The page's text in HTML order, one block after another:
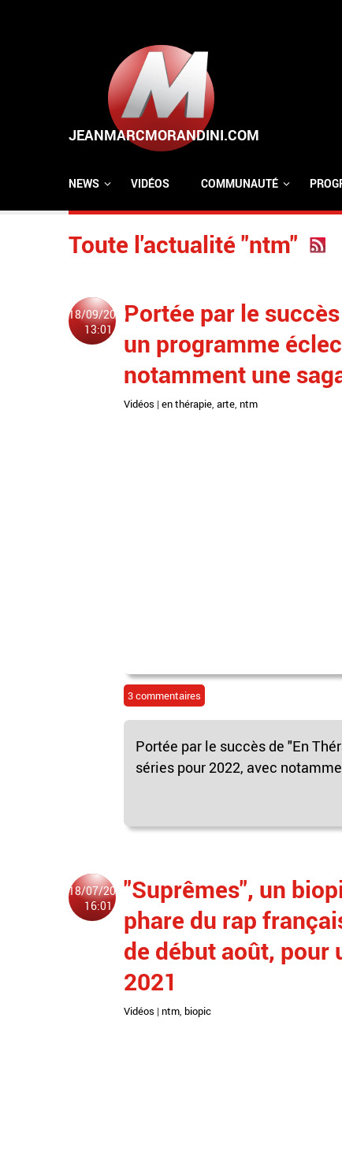
NEWS VIDÉOS COMMUNAUTÉ
Toute l'actualité "ntm"
18/09/2021
13:01
Portée par le
un programme
notamment une
Vidéos | en thérapie, arte, ntm
3 commentaires
Portée par le succès de "En
séries pour 2022, avec
18/07/2020
16:01
"Suprêmes", un
phare du rap
de début août, pour
2021
Vidéos | ntm biopic